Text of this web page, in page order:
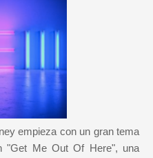
empieza con un gran tema
"Get Me Out Of Here", una